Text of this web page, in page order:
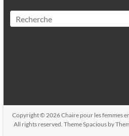
Copyright © 2026Chaire pour les femmes
All rights reserved. ThemeSpaciousby